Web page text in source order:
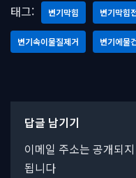
태그: 변기막힘 변기막힘
변기속이물질제거 변기에물
답글 남기기
이메일 주소는 공개되
됩니다